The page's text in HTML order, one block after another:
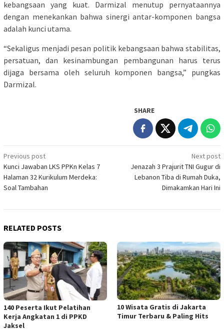
kebangsaan yang kuat. Darmizal menutup pernyataannya
dengan menekankan bahwa sinergi antar-komponen bangsa
adalah kunci utama.
“Sekaligus menjadi pesan politik kebangsaan bahwa stabilitas,
persatuan, dan kesinambungan pembangunan harus terus
dijaga bersama oleh seluruh komponen bangsa,” pungkas
Darmizal.
SHARE
Post
navigation
Previous post
Kunci Jawaban LKS PPKn Kelas 7
Halaman 32 Kurikulum Merdeka:
Soal Tambahan
Next post
Jenazah 3 Prajurit TNI Gugur di
Lebanon Tiba di Rumah Duka,
Dimakamkan Hari Ini
RELATED POSTS
140 Peserta Ikut Pelatihan
Kerja Angkatan 1 di PPKD
Jaksel
10 Wisata Gratis di Jakarta
Timur Terbaru & Paling Hits